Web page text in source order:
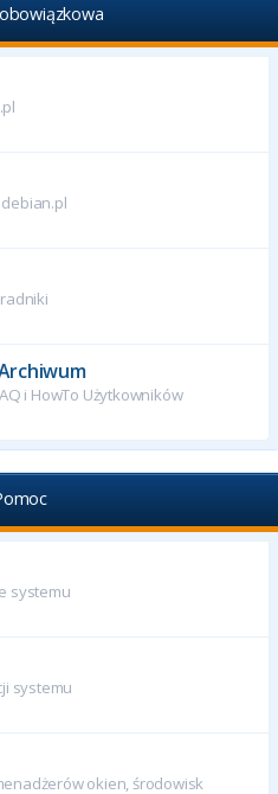
i HowTo Użytkowników
systemu
systemu
okien, środowisk